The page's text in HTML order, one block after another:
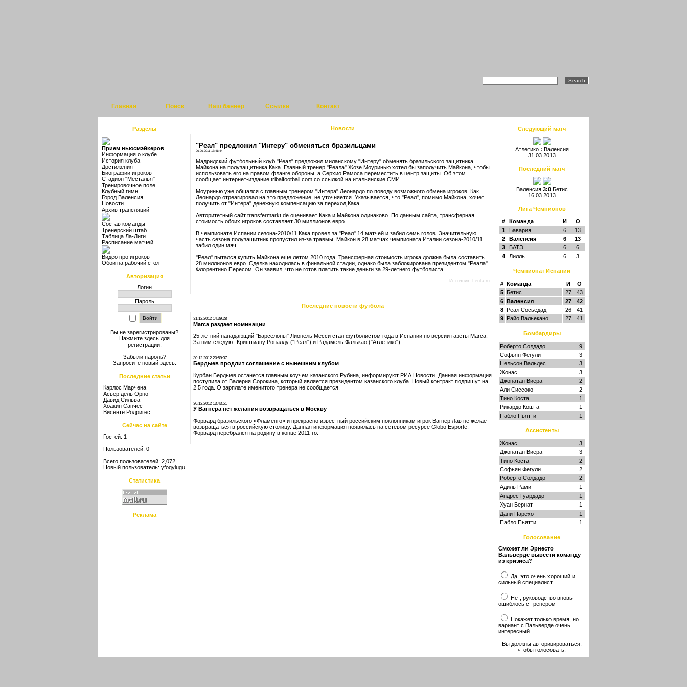
Главная Поиск Наш баннер Ссылки Контакт
Разделы
Прием ньюсмэйкеров
Информация о клубе
История клуба
Достижения
Биографии игроков
Стадион "Месталья"
Тренировочное поле
Клубный гимн
Город Валенсия
Новости
Архив трансляций
Состав команды
Тренерский штаб
Таблица Ла-Лиги
Расписание матчей
Видео про игроков
Обои на рабочий стол
Авторизация
Логин
Пароль
Вы не зарегистрированы?
Нажмите здесь для
регистрации.
Забыли пароль?
Запросите новый здесь.
Последние статьи
Карлос Марчена
Асьер дель Орно
Давид Сильва
Хоакин Санчес
Висенте Родригес
Сейчас на сайте
Гостей: 1
Пользователей: 0
Всего пользователей: 2,072
Новый пользователь: yfoqylugu
Статистика
Реклама
Новости
"Реал" предложил "Интеру" обменяться бразильцами
06.06.2011 13:41:44
Мадридский футбольный клуб "Реал" предложил миланскому "Интеру" обменять бразильского защитника
Майкона на полузащитника Кака. Главный тренер "Реала" Жозе Моуринью хотел бы заполучить Майкона, чтобы
использовать его на правом фланге обороны, а Серхио Рамоса переместить в центр защиты. Об этом
сообщает интернет-издание tribalfootball.com со ссылкой на итальянские СМИ.
Моуринью уже общался с главным тренером "Интера" Леонардо по поводу возможного обмена игроков. Как
Леонардо отреагировал на это предложение, не уточняется. Указывается, что "Реал", помимо Майкона, хочет
получить от "Интера" денежную компенсацию за переход Кака.
Авторитетный сайт transfermarkt.de оценивает Кака и Майкона одинаково. По данным сайта, трансферная
стоимость обоих игроков составляет 30 миллионов евро.
В чемпионате Испании сезона-2010/11 Кака провел за "Реал" 14 матчей и забил семь голов. Значительную
часть сезона полузащитник пропустил из-за травмы. Майкон в 28 матчах чемпионата Италии сезона-2010/11
забил один мяч.
"Реал" пытался купить Майкона еще летом 2010 года. Трансферная стоимость игрока должна была составить
28 миллионов евро. Сделка находилась в финальной стадии, однако была заблокирована президентом "Реала"
Флорентино Пересом. Он заявил, что не готов платить такие деньги за 29-летнего футболиста.
Источник: Lenta.ru
Последние новости футбола
31.12.2012 14:39:28
Marca раздает номинации
25-летний нападающий "Барселоны" Лионель Месси стал футболистом года в Испании по версии газеты Marca.
За ним следуют Криштиану Роналду ("Реал") и Радамель Фалькао ("Атлетико").
30.12.2012 20:59:37
Бердыев продлит соглашение с нынешним клубом
Курбан Бердыев останется главным коучем казанского Рубина, информируют РИА Новости. Данная информация
поступила от Валерия Сорокина, который является президентом казанского клуба. Новый контракт подпишут на
2,5 года. О зарплате именитого тренера не сообщается.
30.12.2012 13:43:51
У Вагнера нет желания возвращаться в Москву
Форвард бразильского «Фламенго» и прекрасно известный российским поклонникам игрок Вагнер Лав не желает
возвращаться в российскую столицу. Данная информация появилась на сетевом ресурсе Globo Esporte.
Форвард перебрался на родину в конце 2011-го.
Следующий матч
Атлетико: Валенсия
31.03.2013
Последний матч
Валенсия3:0 Бетис
16.03.2013
Лига Чемпионов
# Команда И
О
1
Бавария 6
13
2
Валенсия 6
13
3
БАТЭ 6
6
4
Лилль 6 3
Чемпионат Испании
# Команда И
О
5 Бетис 27
43
6 Валенсия 27
42
8 Реал Сосьедад 26
41
9 Райо Вальекано 27 41
Бомбардиры
Роберто Солдадо
9
Софьян Фегули
3
Нельсон Вальдес
3
Жонас
3
Джонатан Виера
2
Али Сиссоко
2
Тино Коста
1
Рикардо Кошта
1
Пабло Пьятти
1
Ассистенты
Жонас
3
Джонатан Виера
3
Тино Коста
2
Софьян Фегули
2
Роберто Солдадо
2
Адиль Рами
1
Андрес Гуардадо
1
Хуан Бернат
1
Дани Парехо
1
Пабло Пьятти
1
Голосование
Сможет ли Эрнесто
Вальверде вывести команду
из кризиса?
Да, это очень хороший и
сильный специалист
Нет, руководство вновь
ошиблось с тренером
Покажет только время, но
вариант с Вальверде очень
интересный
Вы должны авторизироваться,
чтобы голосовать.